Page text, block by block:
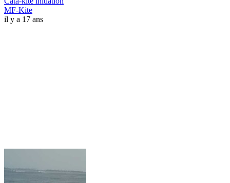
MF-Kite
il y a 17 ans